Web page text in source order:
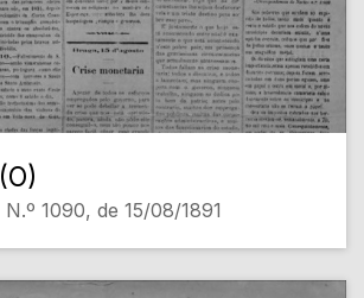
1090, de 15/08/1891